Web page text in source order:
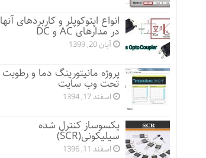
انواع اپتوکوپلر و کاربردهای آنها
در مدارهای AC و DC
آبان 20, 1399
پروژه مانيتورينگ دما و رطوبت
تحت وب سایت
اسفند 17, 1394
یکسوساز کنترل شده
سیلیکونی(SCR)
اسفند 11, 1396